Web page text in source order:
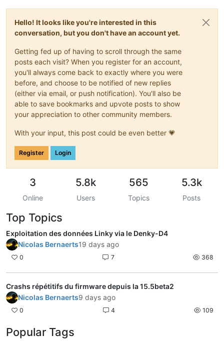
Hello! It looks like you're interested in this
conversation, but you don't have an account yet.
Getting fed up of having to scroll through the same
posts each visit? When you register for an account,
you'll always come back to exactly where you were
before, and choose to be notified of new replies
(either via email, or push notification). You'll also be
able to save bookmarks and upvote posts to show
your appreciation to other community members.
With your input, this post could be even better 💗
Register Login
3
Online
5.8k
Users
565
Topics
5.3k
Posts
Top Topics
Exploitation des données Linky via le Denky-D4
Nicolas Bernaerts19 days ago
0 7 368
Crashs répétitifs du firmware depuis la 15.5beta2
Nicolas Bernaerts9 days ago
0 4 109
Popular Tags